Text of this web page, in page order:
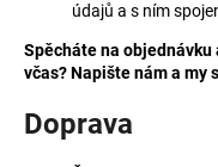
údajů a s ním
Spěcháte na
včas? Napište nám a my
Doprava
j
í
t
?